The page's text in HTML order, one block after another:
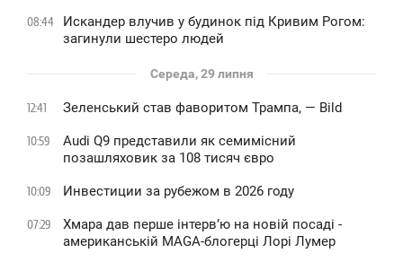
08:44
Искандер влучив у будинок під Кривим Рогом:
загинули шестеро людей
Середа, 29 липня
12:41 Зеленський став фаворитом Трампа, — Bild
10:59
Audi Q9 представили як семимісний
позашляховик за 108 тисяч євро
10:09 Инвестиции за рубежом в 2026 году
07:29
Хмара дав перше інтервʼю на новій посаді -
американській MAGA-блогерці Лорі Лумер